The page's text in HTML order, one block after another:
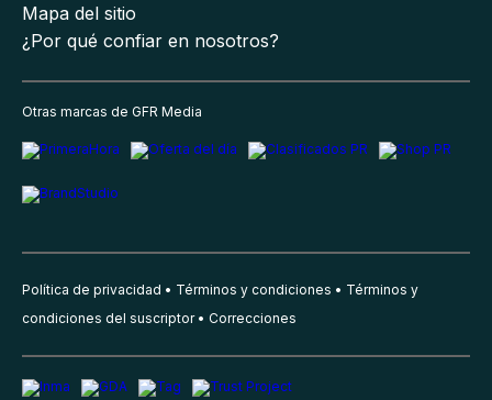
Mapa del sitio
¿Por qué confiar en nosotros?
Otras marcas de GFR Media
Política de privacidad Términos y condiciones
Términos y
condiciones del suscriptor
Correcciones